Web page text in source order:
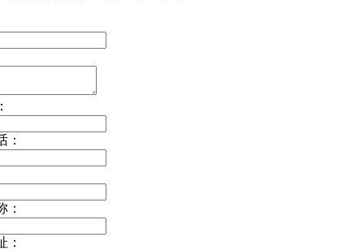
：
：
：